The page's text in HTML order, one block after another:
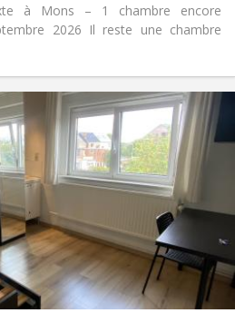
à Mons – 1 chambre encore
2026 Il reste une chambre
Infos Pratiques
Loyer:
440 €
Charges:
80 €
Durée:
12 mois
Domiciliation:
Non
Aménagement
Salle de bain:
Commune
Cuisine:
Commune
Superficie:
65 m
Pièces privées:
1